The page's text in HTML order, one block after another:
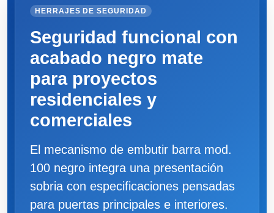
HERRAJES DE SEGURIDAD
Seguridad funcional con
acabado negro mate
para proyectos
residenciales y
comerciales
El mecanismo de embutir barra mod.
100 negro integra una presentación
sobria con especificaciones pensadas
para puertas principales e interiores.